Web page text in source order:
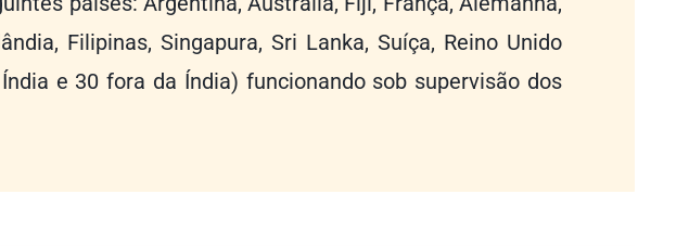
Filipinas, Singapura, Sri Lanka, Suíça, Reino Unido
e 30 fora da Índia) funcionando sob supervisão dos